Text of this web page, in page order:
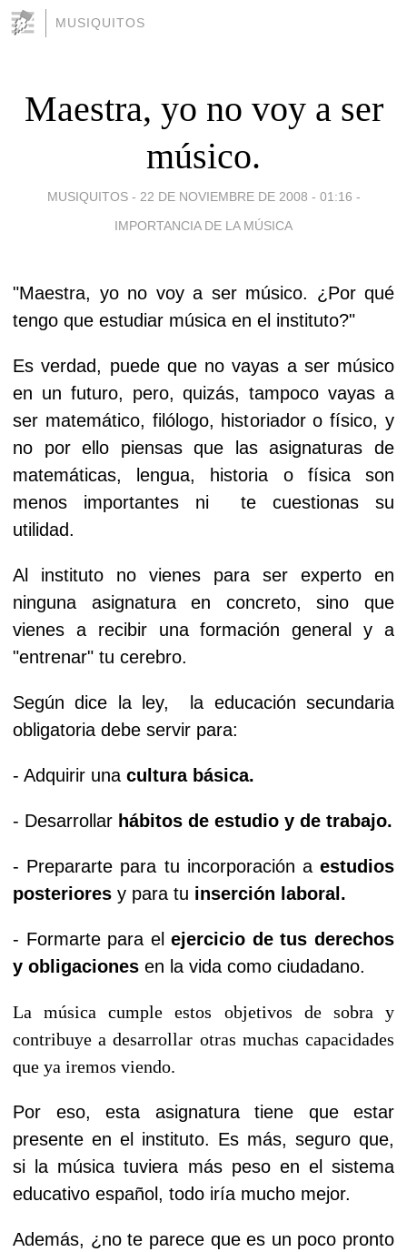
MUSIQUITOS
Maestra, yo no voy a ser
músico.
MUSIQUITOS - 22 DE NOVIEMBRE DE 2008 - 01:16 -
IMPORTANCIA DE LA MÚSICA
"Maestra, yo no voy a ser músico. ¿Por qué
tengo que estudiar música en el instituto?"
Es verdad, puede que no vayas a ser músico
en un futuro, pero, quizás, tampoco vayas a
ser matemático, filólogo, historiador o físico, y
no por ello piensas que las asignaturas de
matemáticas, lengua, historia o física son
menos importantes ni te cuestionas su
utilidad.
Al instituto no vienes para ser experto en
ninguna asignatura en concreto, sino que
vienes a recibir una formación general y a
"entrenar" tu cerebro.
Según dice la ley, la educación secundaria
obligatoria debe servir para:
- Adquirir una cultura básica.
- Desarrollar hábitos de estudio y de trabajo.
- Prepararte para tu incorporación a estudios
posteriores y para tu inserción laboral.
- Formarte para elejercicio de tus derechos
y obligaciones en la vida como ciudadano.
La música cumple estos objetivos de sobra y
contribuye a desarrollar otras muchas capacidades
que ya iremos viendo.
Por eso, esta asignatura tiene que estar
presente en el instituto. Es más, seguro que,
si la música tuviera más peso en el sistema
educativo español, todo iría mucho mejor.
Además, ¿no te parece que es un poco pronto